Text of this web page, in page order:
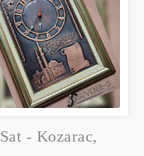
Sat - Kozarac,